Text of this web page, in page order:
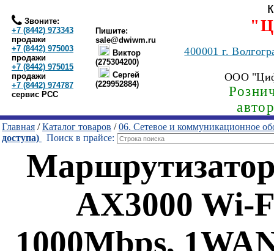
Звоните:
+7 (8442) 973343
продажи
+7 (8442) 975003
продажи
+7 (8442) 975015
продажи
+7 (8442) 974787
сервис РСС
Пишите:
sale@dwiwm.ru
Виктор
(275304200)
Сергей
(229952884)
400001г.
ООО
Главная /Каталог товаров /06. Сетевое и коммуникационное
доступа)
Поиск в прайсе:
AX3000 Wi-
1000Mbps,